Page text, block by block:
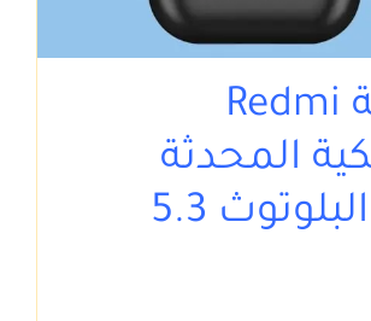
سماعة Redmi
المحدثة
بتقنية البلوتوث 5.3